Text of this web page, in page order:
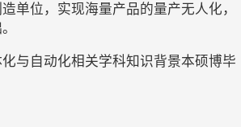
单位，实现海量产品的量产无人化，
与自动化相关学科知识背景本硕博毕